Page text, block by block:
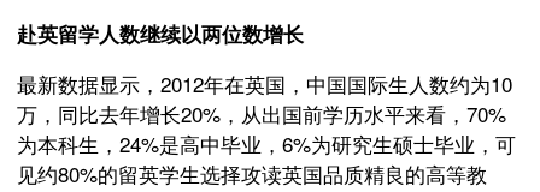
赴英留学人数继续以两位数增长
最新数据显示，2012年在英国，中国国际生人数约为10
万，同比去年增长20%，从出国前学历水平来看，70%
为本科生，24%是高中毕业，6%为研究生硕士毕业，可
见约80%的留英学生选择攻读英国品质精良的高等教